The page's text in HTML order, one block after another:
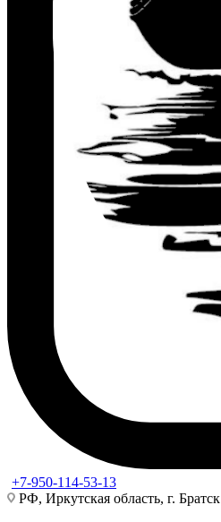
+7-950-114-53-13
РФ, Иркутская область, г. Братск